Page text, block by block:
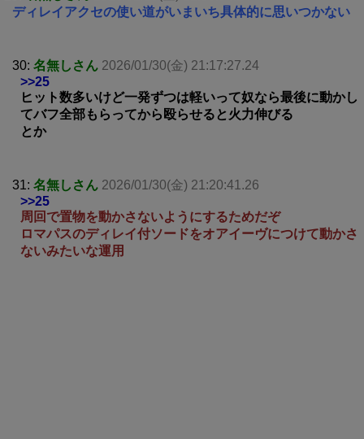
ディレイアクセの使い道がいまいち具体的に思いつかない
30: 名無しさん 2026/01/30(金) 21:17:27.24
>>25
ヒット数多いけど一発ずつは軽いって奴なら最後に動かし
てバフ全部もらってから殴らせると火力伸びる
とか
31: 名無しさん 2026/01/30(金) 21:20:41.26
>>25
周回で置物を動かさないようにするためだぞ
ロマパスのディレイ付ソードをオアイーヴにつけて動かさ
ないみたいな運用